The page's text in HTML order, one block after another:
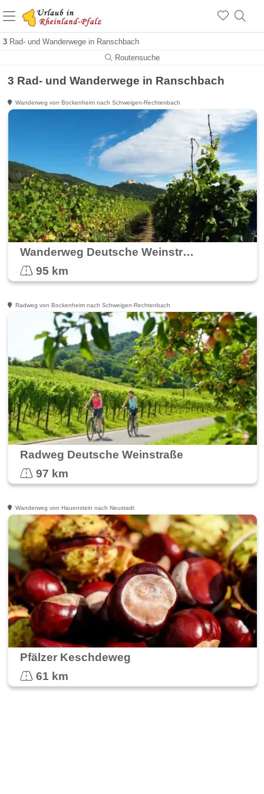
3 Rad- und Wanderwege in Ranschbach
Routensuche
+1.500 Unterkünfte in Rheinland-Pfalz
+1.000 Sehenswürdigkeiten
3 Rad- und Wanderwege in Ranschbach
Wanderweg von Bockenheim nach Schweigen-Rechtenbach
Wanderweg Deutsche Weinstraße
95 km
Radweg von Bockenheim nach Schweigen-Rechtenbach
Radweg Deutsche Weinstraße
97 km
Wanderweg von Hauenstein nach Neustadt
Pfälzer Keschdeweg
61 km